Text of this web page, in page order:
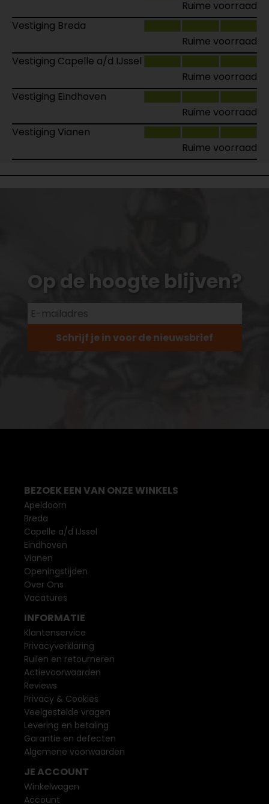
Ruime voorraad
Vestiging Breda
Ruime voorraad
Vestiging Capelle a/d IJssel
Ruime voorraad
Vestiging Eindhoven
Ruime voorraad
Vestiging Vianen
Ruime voorraad
Op de hoogte blijven?
Schrijf je in voor de nieuwsbrief
BEZOEK EEN VAN ONZE WINKELS
Apeldoorn
Breda
Capelle a/d IJssel
Eindhoven
Vianen
Openingstijden
Over Ons
Vacatures
INFORMATIE
Klantenservice
Privacyverklaring
Ruilen en retourneren
Actievoorwaarden
Reviews
Privacy & Cookies
Veelgestelde vragen
Levering en betaling
Garantie en defecten
Algemene voorwaarden
JE ACCOUNT
Winkelwagen
Account